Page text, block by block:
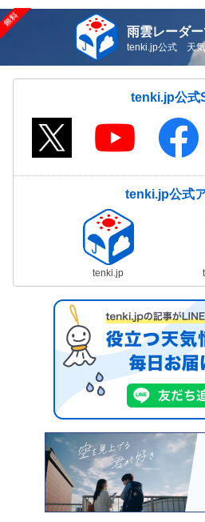
雨雲レーダー
tenki.jp公式 天気
tenki.jp公式
tenki.jp公式
tenki.jp